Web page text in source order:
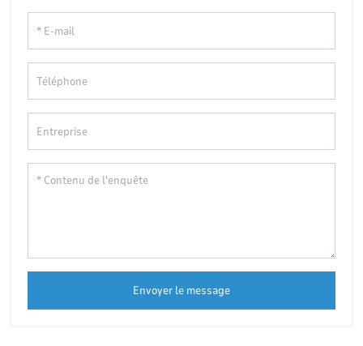
Envoyer le message